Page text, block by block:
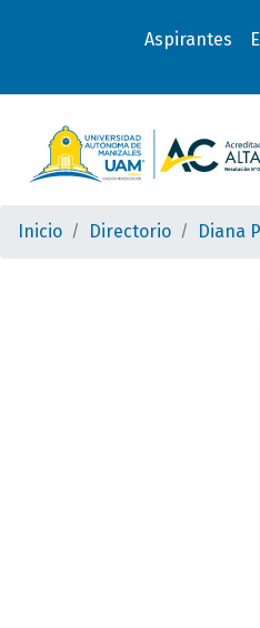
Aspirantes
Inicio Directorio Diana